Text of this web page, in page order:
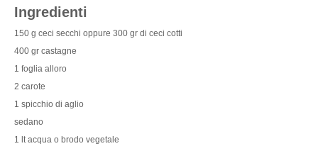
Ingredienti
150 g ceci secchi oppure 300 gr di ceci cotti
400 gr castagne
1 foglia alloro
2 carote
1 spicchio di aglio
sedano
1 lt acqua o brodo vegetale